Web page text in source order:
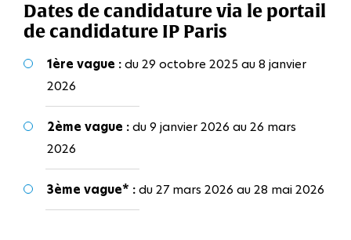
Dates de candidature via le portail
de candidature IP Paris
1ère vague :du 29 octobre 2025 au 8 janvier
2026
2ème vague :du 9 janvier 2026 au 26 mars
2026
3ème vague* :du 27 mars 2026 au 28 mai 2026